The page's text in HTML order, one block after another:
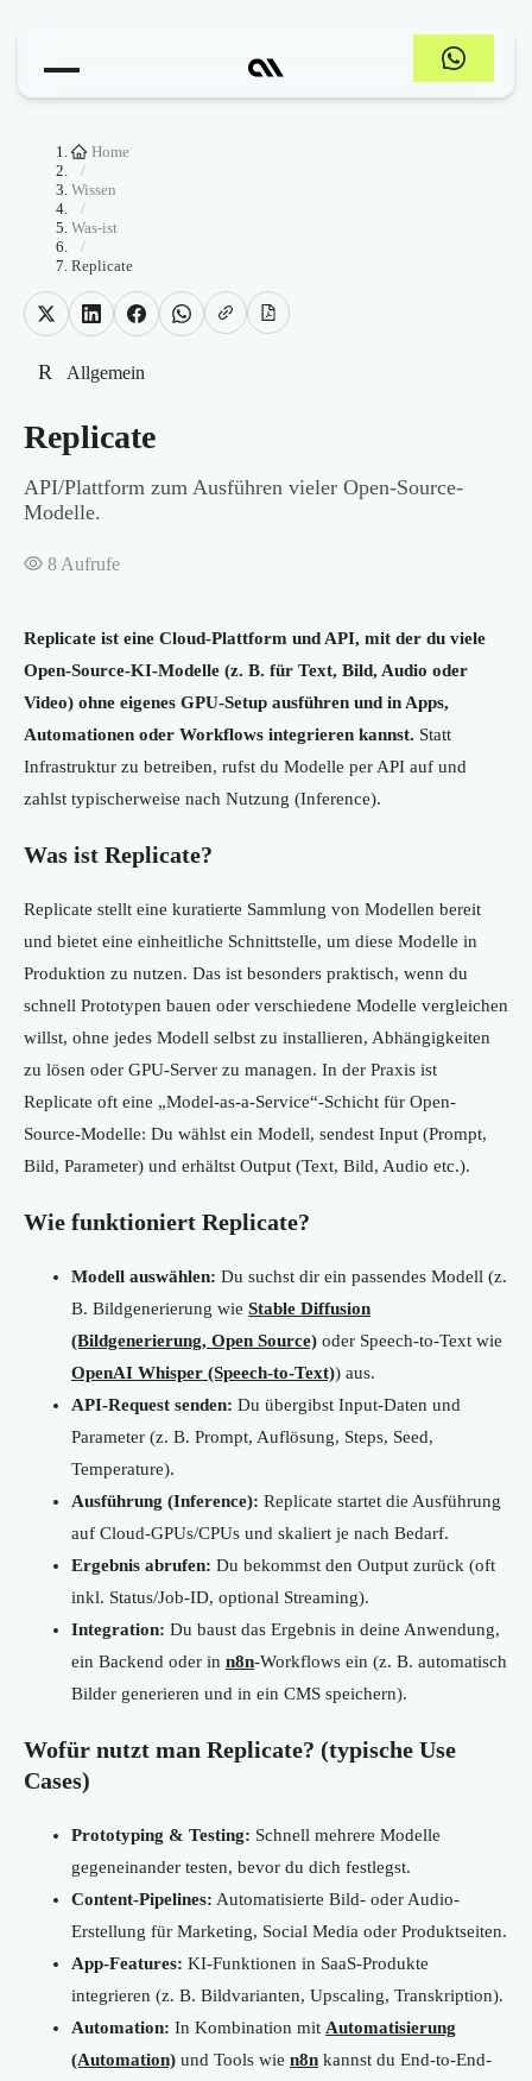
Home
/
Wissen
/
Was-ist
/
Replicate
R Allgemein
Replicate
API/Plattform zum Ausführen vieler Open-Source-
Modelle.
8 Aufrufe
Replicate ist eine Cloud-Plattform und API, mit der du viele
Open-Source-KI-Modelle (z. B. für Text, Bild, Audio oder
Video) ohne eigenes GPU-Setup ausführen und in Apps,
Automationen oder Workflows integrieren kannst. Statt
Infrastruktur zu betreiben, rufst du Modelle per API auf und
zahlst typischerweise nach Nutzung (Inference).
Was ist Replicate?
Replicate stellt eine kuratierte Sammlung von Modellen bereit
und bietet eine einheitliche Schnittstelle, um diese Modelle in
Produktion zu nutzen. Das ist besonders praktisch, wenn du
schnell Prototypen bauen oder verschiedene Modelle vergleichen
willst, ohne jedes Modell selbst zu installieren, Abhängigkeiten
zu lösen oder GPU-Server zu managen. In der Praxis ist
Replicate oft eine „Model-as-a-Service“-Schicht für Open-
Source-Modelle: Du wählst ein Modell, sendest Input (Prompt,
Bild, Parameter) und erhältst Output (Text, Bild, Audio etc.).
Wie funktioniert Replicate?
Modell auswählen: Du suchst dir ein passendes Modell (z.
B. Bildgenerierung wie Stable Diffusion
(Bildgenerierung, Open Source) oder Speech-to-Text wie
OpenAI Whisper (Speech-to-Text)) aus.
API-Request senden: Du übergibst Input-Daten und
Parameter (z. B. Prompt, Auflösung, Steps, Seed,
Temperature).
Ausführung (Inference): Replicate startet die Ausführung
auf Cloud-GPUs/CPUs und skaliert je nach Bedarf.
Ergebnis abrufen: Du bekommst den Output zurück (oft
inkl. Status/Job-ID, optional Streaming).
Integration: Du baust das Ergebnis in deine Anwendung,
ein Backend oder in n8n-Workflows ein (z. B. automatisch
Bilder generieren und in ein CMS speichern).
Wofür nutzt man Replicate? (typische Use
Cases)
Prototyping & Testing: Schnell mehrere Modelle
gegeneinander testen, bevor du dich festlegst.
Content-Pipelines: Automatisierte Bild- oder Audio-
Erstellung für Marketing, Social Media oder Produktseiten.
App-Features: KI-Funktionen in SaaS-Produkte
integrieren (z. B. Bildvarianten, Upscaling, Transkription).
Automation: In Kombination mit Automatisierung
(Automation) und Tools wie n8n kannst du End-to-End-